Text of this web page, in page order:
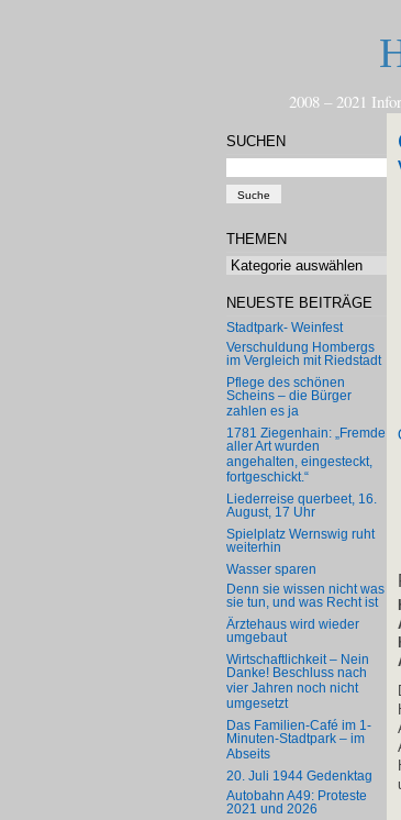
2008 – 2021
SUCHEN
THEMEN
Themen
NEUESTE BEITRÄGE
Stadtpark- Weinfest
Verschuldung Hombergs
im Vergleich mit Riedstadt
Pflege des schönen
Scheins – die Bürger
zahlen es ja
1781 Ziegenhain: „Fremde
aller Art wurden
angehalten, eingesteckt,
fortgeschickt.“
Liederreise querbeet, 16.
August, 17 Uhr
Spielplatz Wernswig ruht
weiterhin
Wasser sparen
Denn sie wissen nicht was
sie tun, und was Recht ist
Ärztehaus wird wieder
umgebaut
Wirtschaftlichkeit – Nein
Danke! Beschluss nach
vier Jahren noch nicht
umgesetzt
Das Familien-Café im 1-
Minuten-Stadtpark – im
Abseits
20. Juli 1944 Gedenktag
Autobahn A49: Proteste
2021 und 2026